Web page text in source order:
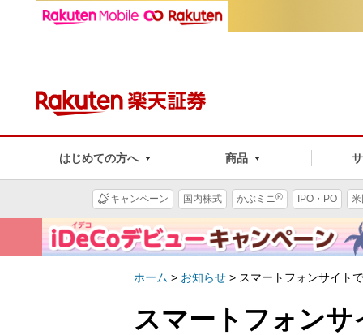
はじめての方へ 商品
キャンペーン 国内株式 かぶミニ® IPO・PO
ホーム > お知らせ > スマートフォンサイト
スマートフォンサ